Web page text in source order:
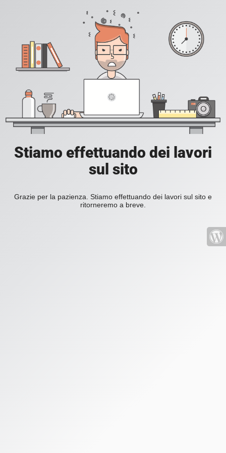
Stiamo effettuando dei lavori
sul sito
Grazie per la pazienza. Stiamo effettuando dei lavori sul sito e
ritorneremo a breve.